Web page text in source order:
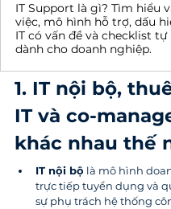
IT Support là gì? Tìm hiểu
việc, mô hình hỗ trợ, dấu
IT có vấn đề và checklist
dành cho doanh nghiệp.
1. IT nội bộ,
IT và co-
khác nhau thế
IT nội bộ là mô hình
trực tiếp tuyển dụng và
sự phụ trách hệ thống